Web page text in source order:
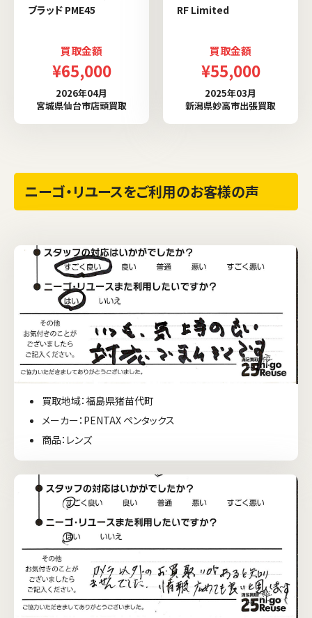
ブラッド PME45
買取金額
¥65,000
2026年04月
宮城県仙台市店頭買取
RF Limited
買取金額
¥55,000
2025年03月
新潟県妙高市出張買取
ニーゴ・リユースをご利用のお客様の声
買取地域：福島県猪苗代町
メーカー：PENTAX ペンタックス
商品：レンズ